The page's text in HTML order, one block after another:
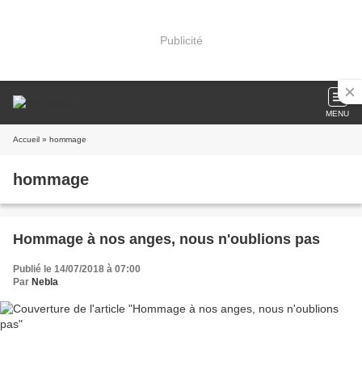
Publicité
MENU
Accueil » hommage
hommage
Hommage à nos anges, nous n'oublions pas
Publié le 14/07/2018 à 07:00
Par Nebla